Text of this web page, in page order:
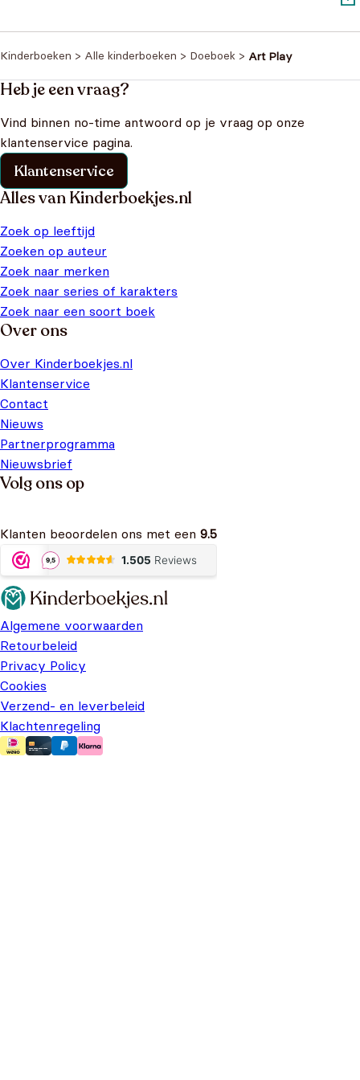
Oorspronkelijke prijs
Huidige prijs is:
Kinderboeken > Alle kinderboeken > Doeboek > Art Play
Heb je een vraag?
Vind binnen no-time antwoord op je vraag op onze
klantenservice pagina.
Klantenservice
Alles van Kinderboekjes.nl
Zoek op leeftijd
Zoeken op auteur
Zoek naar merken
Zoek naar series of karakters
Zoek naar een soort boek
Over ons
Over Kinderboekjes.nl
Klantenservice
Contact
Nieuws
Partnerprogramma
Nieuwsbrief
Volg ons op
Klanten beoordelen ons met een 9.5
Algemene voorwaarden
Retourbeleid
Privacy Policy
Cookies
Verzend- en leverbeleid
Klachtenregeling